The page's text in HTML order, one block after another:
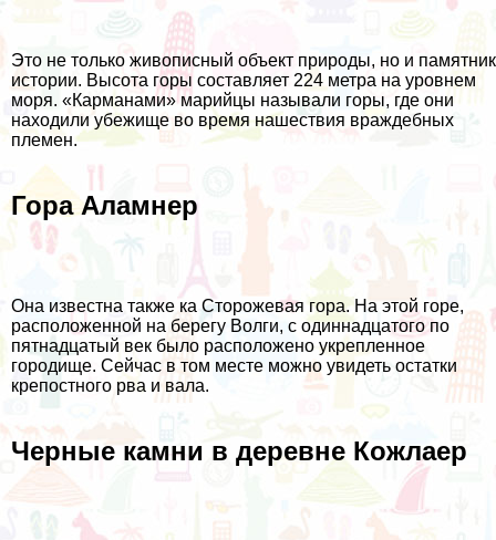
Это не только живописный объект природы, но и памятник
истории. Высота горы составляет 224 метра на уровнем
моря. «Карманами» марийцы называли горы, где они
находили убежище во время нашествия враждебных
племен.
Гора Аламнер
Она известна также ка Сторожевая гора. На этой горе,
расположенной на берегу Волги, с одиннадцатого по
пятнадцатый век было расположено укрепленное
городище. Сейчас в том месте можно увидеть остатки
крепостного рва и вала.
Черные камни в деревне Кожлаер